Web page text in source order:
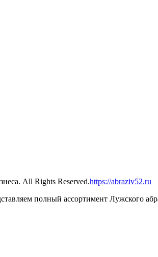
All Rights Reserved.https://abraziv52.ru
полный ассортимент Лужского